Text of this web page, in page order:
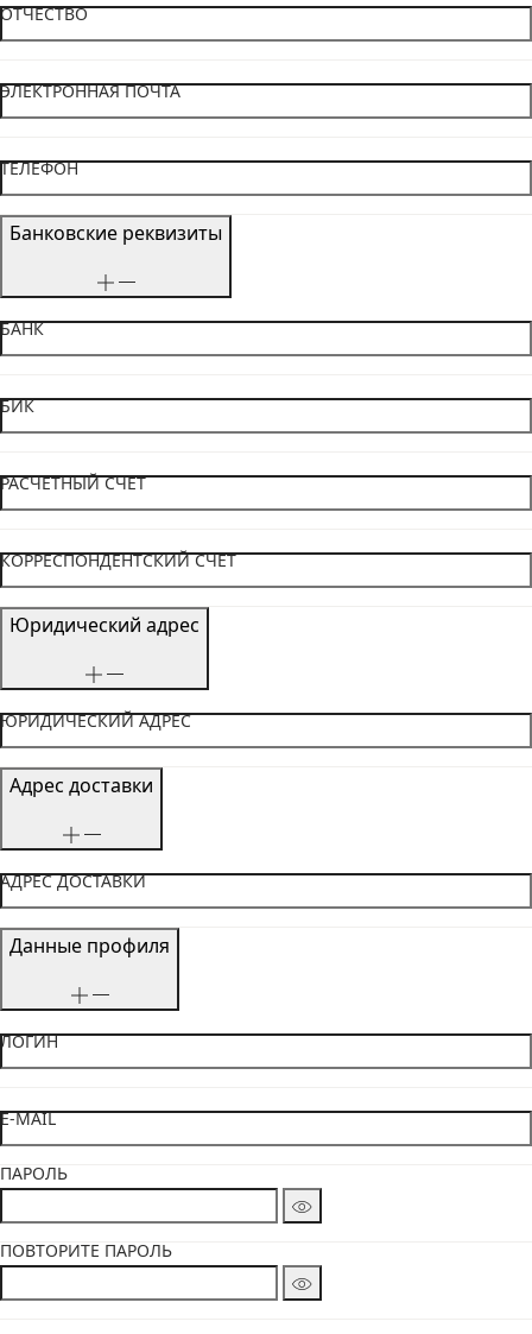
ОТЧЕСТВО
ЭЛЕКТРОННАЯ ПОЧТА
ТЕЛЕФОН
Банковские реквизиты
БАНК
БИК
РАСЧЕТНЫЙ СЧЕТ
КОРРЕСПОНДЕНТСКИЙ СЧЕТ
Юридический адрес
ЮРИДИЧЕСКИЙ АДРЕС
Адрес доставки
АДРЕС ДОСТАВКИ
Данные профиля
ЛОГИН
E-MAIL
ПАРОЛЬ
ПОВТОРИТЕ ПАРОЛЬ